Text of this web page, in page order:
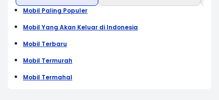
Mobil Paling Populer
Mobil Yang Akan Keluar di Indonesia
Mobil Terbaru
Mobil Termurah
Mobil Termahal